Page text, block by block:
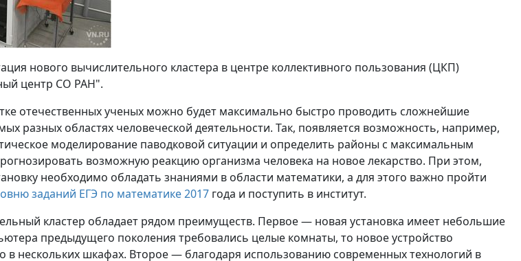
нового вычислительного кластера в центре коллективного пользования (ЦКП)
центр СО РАН".
отечественных ученых можно будет максимально быстро проводить сложнейшие
разных областях человеческой деятельности. Так, появляется возможность, например,
моделирование паводковой ситуации и определить районы с максимальным
возможную реакцию организма человека на новое лекарство. При этом,
необходимо обладать знаниями в области математики, а для этого важно пройти
заданий ЕГЭ по математике 2017 года и поступить в институт.
кластер обладает рядом преимуществ. Первое — новая установка имеет небольшие
предыдущего поколения требовались целые комнаты, то новое устройство
в нескольких шкафах. Второе — благодаря использованию современных технологий в